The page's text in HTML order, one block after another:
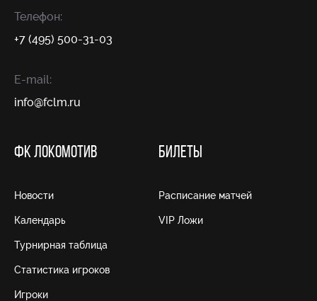
Телефон:
+7 (495) 500-31-03
E-mail:
info@fсlm.ru
ФК ЛОКОМОТИВ
Новости
Календарь
Турнирная таблица
Статистика игроков
Игроки
БИЛЕТЫ
Расписание матчей
VIP Ложи